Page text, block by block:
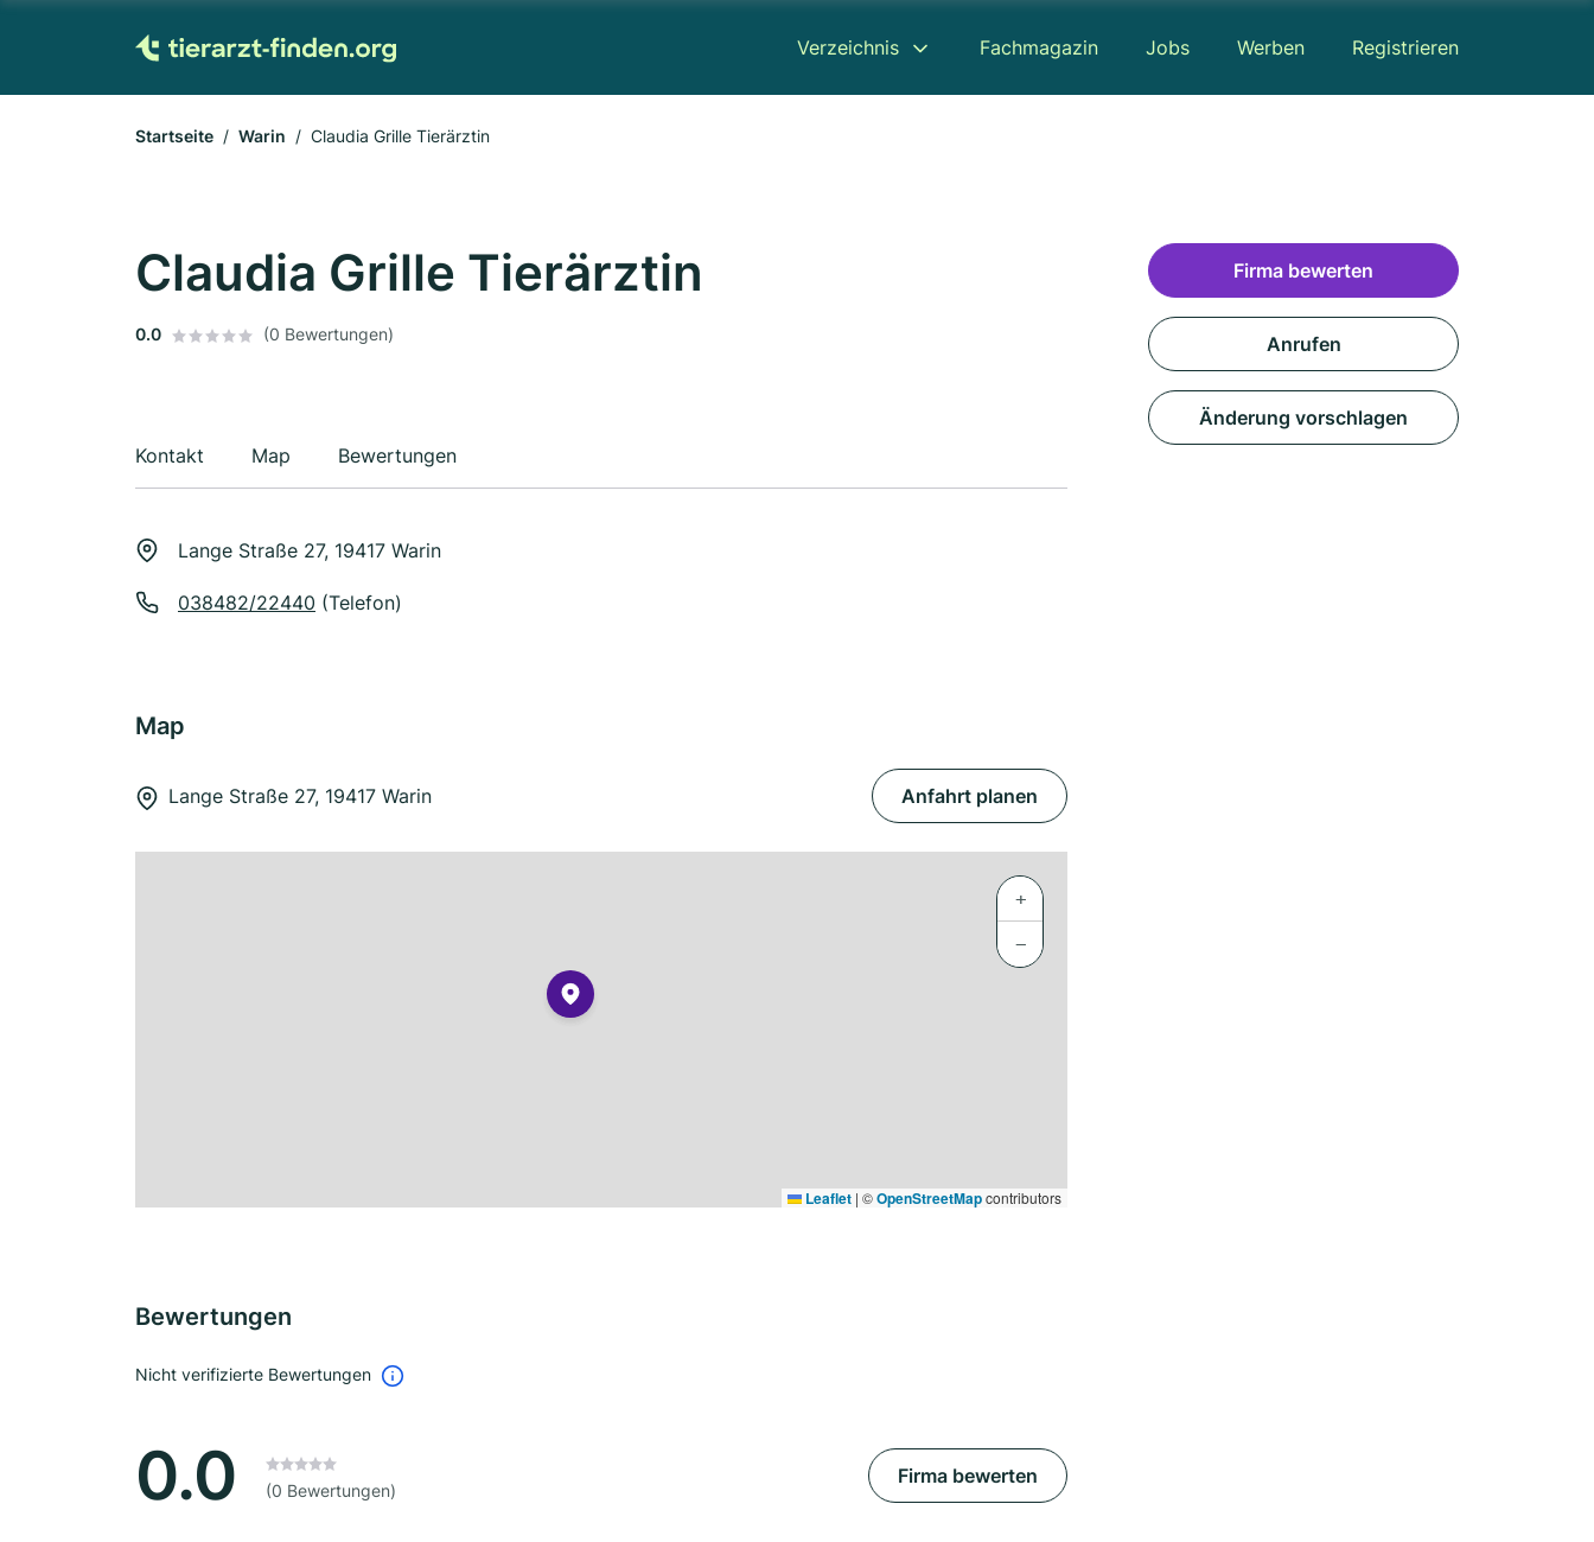
Verzeichnis Fachmagazin Jobs Werben Registrieren
Startseite Warin Claudia Grille Tierärztin
Claudia Grille Tierärztin
0.0 (0 Bewertungen)
Kontakt Map Bewertungen
Lange Straße 27, 19417 Warin
038482/22440 (Telefon)
Map
Lange Straße 27, 19417 Warin Anfahrt planen
+
−
Leaflet | ©OpenStreetMapcontributors
Bewertungen
Nicht verifizierte Bewertungen
0.0 (0 Bewertungen)
Firma bewerten
Firma bewerten
Anrufen
Änderung vorschlagen